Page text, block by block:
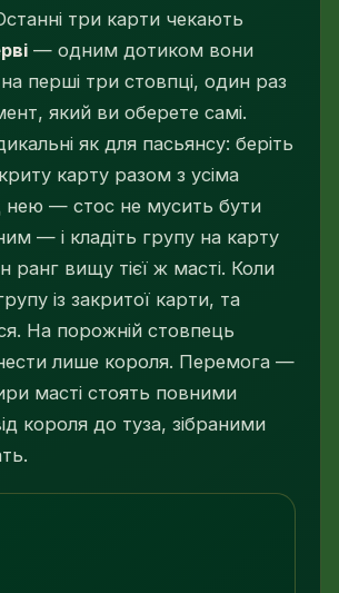
три карти чекають
— одним дотиком вони
перші три стовпці, один раз
який ви оберете самі.
як для пасьянсу: беріть
карту разом з усіма
нею — стос не мусить бути
— і кладіть групу на карту
ранг вищу тієї ж масті. Коли
із закритої карти, та
На порожній стовпець
лише короля. Перемога —
масті стоять повними
короля до туза, зібраними